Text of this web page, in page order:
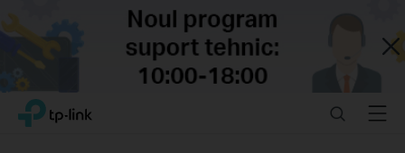
Close
ClickTP-Link, Reliably Smart SearchMenu